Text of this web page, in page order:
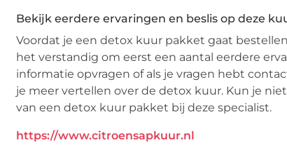
Bekijk eerdere ervaringen en beslis op deze
Voordat je een detox kuur pakket gaat
het verstandig om eerst een aantal eerdere
informatie opvragen of als je vragen hebt
je meer vertellen over de detox kuur. Kun je
van een detox kuur pakket bij deze specialist.
https://www.citroensapkuur.nl